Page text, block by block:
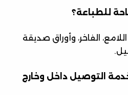
للطباعة؟
الفاخر، وأوراق صديقة
التوصيل داخل وخارج